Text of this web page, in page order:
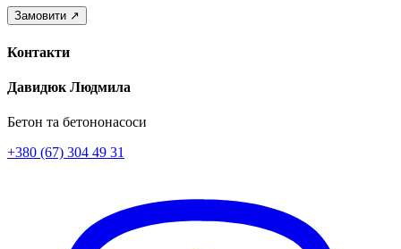
Контакти
Давидюк Людмила
Бетон та бетононасоси
+380 (67) 304 49 31